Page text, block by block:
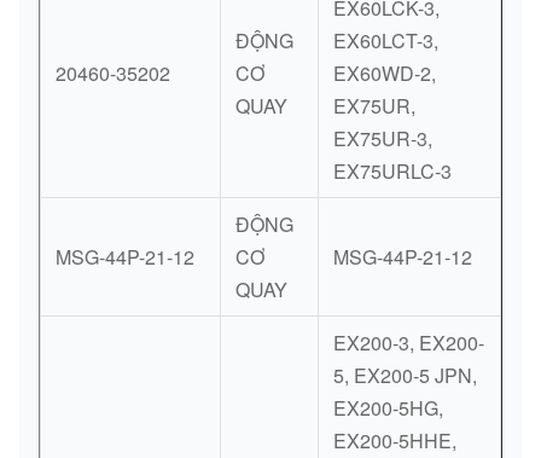
20460-35202
ĐỘNG
CƠ
QUAY
EX60LCK-3,
EX60LCT-3,
EX60WD-2,
EX75UR,
EX75UR-3,
EX75URLC-3
MSG-44P-21-12
ĐỘNG
CƠ
QUAY
MSG-44P-21-12
EX200-3, EX200-
5, EX200-5 JPN,
EX200-5HG,
EX200-5HHE,